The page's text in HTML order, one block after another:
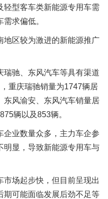
轻型客车类新能源专用车需
求偏低。
地区较为激进的新能源推广
瑞驰、东风汽车等具有渠道
重庆瑞驰销量为1747辆居
东风渝安、东风汽车销量居
辆以及853辆。
企业数量众多，主力车企参
明显，导致新能源专用车与
场起步快，但目前呈现出
期可能面临发展后劲不足等